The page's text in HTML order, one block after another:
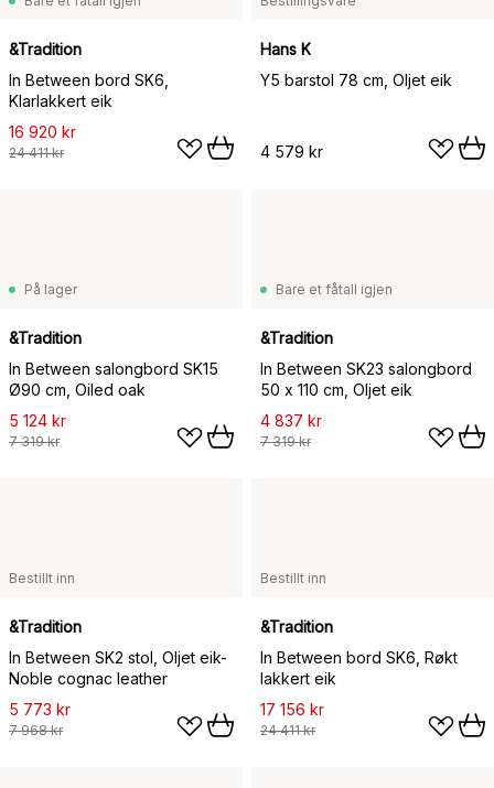
&Tradition
In Between bord SK6,
Klarlakkert eik
16 920 kr
24 411 kr
Hans K
Y5 barstol 78 cm, Oljet eik
4 579 kr
På lager
&Tradition
In Between salongbord SK15
Ø90 cm, Oiled oak
5 124 kr
7 319 kr
Bare et fåtall igjen
&Tradition
In Between SK23 salongbord
50 x 110 cm, Oljet eik
4 837 kr
7 319 kr
Bestillt inn
&Tradition
In Between SK2 stol, Oljet eik-
Noble cognac leather
5 773 kr
7 968 kr
Bestillt inn
&Tradition
In Between bord SK6, Røkt
lakkert eik
17 156 kr
24 411 kr